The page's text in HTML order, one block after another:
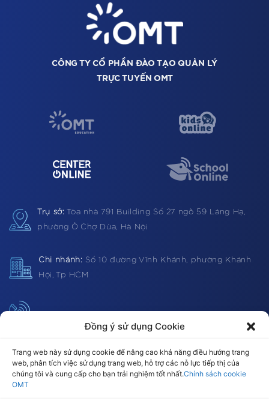
Đồng ý sử dụng Cookie
Trang web này sử dụng cookie để nâng cao khả năng điều hướng trang
web, phân tích việc sử dụng trang web, hỗ trợ các nỗ lực tiếp thị của
chúng tôi và cung cấp cho bạn trải nghiệm tốt nhất.Chính sách cookie
OMT
CÔNG TY CỔ PHẦN ĐÀO TẠO QUẢN LÝ
TRỰC TUYẾN OMT
Trụ sở: Tòa nhà 791 Building Số 27 ngõ 59 Láng Hạ,
phường Ô Chợ Dừa, Hà Nội
Chi nhánh: Số 10 đường Vĩnh Khánh, phường Khánh
Hội, Tp HCM
Email:omt@omt.vn